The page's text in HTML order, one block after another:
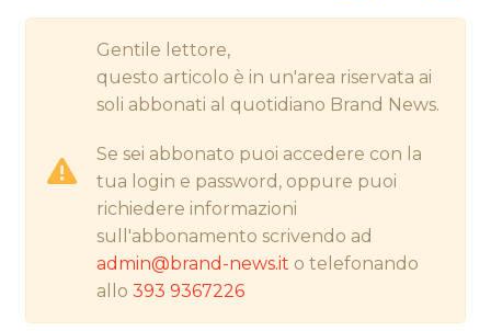
RADIO / AUDIOGentile lettore,
questo articolo è in un'area riservata ai
soli abbonati al quotidiano Brand News.
Se sei abbonato puoi accedere con la
tua login e password, oppure puoi
richiedere informazioni
sull'abbonamento scrivendo ad
admin@brand-news.it o telefonando
allo393 9367226